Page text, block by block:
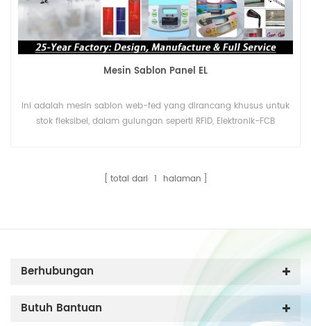
Mesin Sablon Panel EL
Ini adalah mesin sablon web-fed yang dirancang khusus untuk
stok fleksibel, dalam gulungan seperti RFID, Elektronik-FCB
total dari 1 halaman
Berhubungan
Butuh Bantuan